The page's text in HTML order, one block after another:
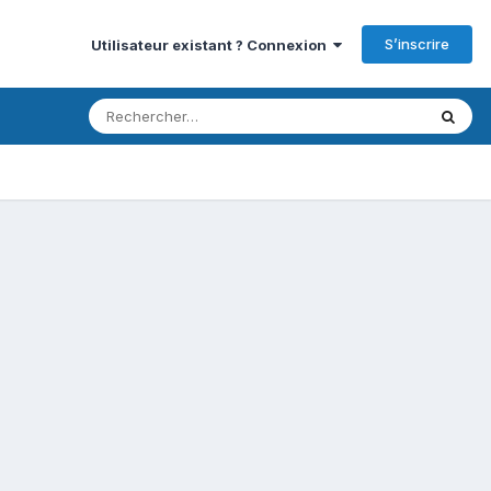
Utilisateur existant ? Connexion S’inscrire